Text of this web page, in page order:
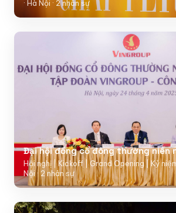
· Hà Nội · 2 nhân sự
Đại hội đồng cổ đông thường niên
Hội nghị | Kickoff | Grand Opening | Kỷ
Nội · 2 nhân sự